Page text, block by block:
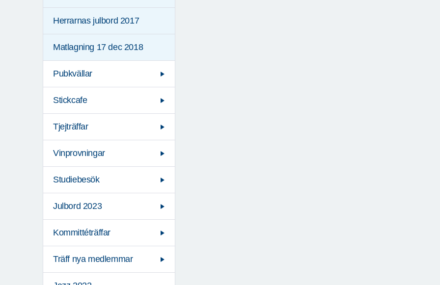
Herrarnas julbord 2017
Matlagning 17 dec 2018
Pubkvällar
Stickcafe
Tjejträffar
Vinprovningar
Studiebesök
Julbord 2023
Kommittéträffar
Träff nya medlemmar